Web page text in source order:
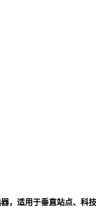
，适用于垂直站点、科